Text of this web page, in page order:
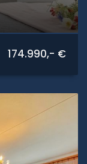
174.990,- €